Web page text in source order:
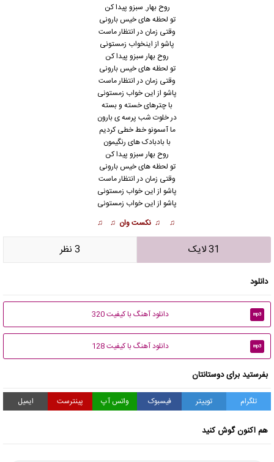
روح بهار ِ سبزو پیدا کن
تو لحظه های خیس بارونی
وقتی زمان در انتظار ماست
پاشو از اینخواب زمستونی
روح بهار سبزو پیدا کن
تو لحظه های خیس بارونی
وقتی زمان در انتظار ماست
پاشو از این خواب زمستونی
با چترهای خسته و بسته
در خلوت شب پرسه ی بارون
ما آسمونو خط خطی کردیم
با بادبادک های رنگیمون
روح بهار سبزو پیدا کن
تو لحظه های خیس بارونی
وقتی زمان در انتظار ماست
پاشو از این خواب زمستونی
پاشو از این خواب زمستونی
♫ ♫ نکست وان ♫ ♫
31 لایک 3 نظر
دانلود
mp3 دانلود آهنگ با کیفیت 320
mp3 دانلود آهنگ با کیفیت 128
بفرستید برای دوستانتان
تلگرام توییتر فیسبوک واتس آپ پینترست ایمیل
هم اکنون گوش کنید